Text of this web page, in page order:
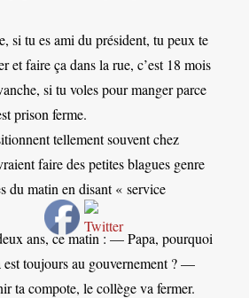
si tu es ami du président, tu peux te
et faire ça dans la rue, c’est 18 mois
si tu voles pour manger parce
prison ferme.
tellement souvent chez
faire des petites blagues genre
du matin en disant « service
ans, ce matin : — Papa, pourquoi
est toujours au gouvernement ? —
ta compote, le collège va fermer.